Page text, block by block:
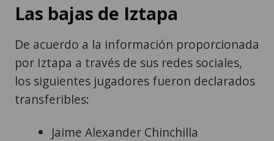
Las bajas de Iztapa
De acuerdo a la información proporcionada
por Iztapa a través de sus redes sociales,
los siguientes jugadores fueron declarados
transferibles:
Jaime Alexander Chinchilla